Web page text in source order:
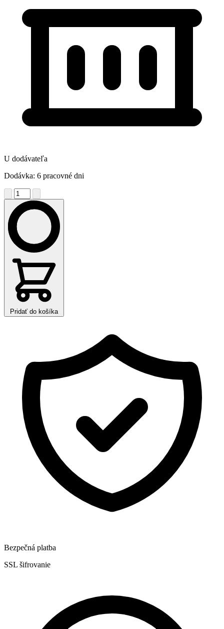
U dodávateľa
Dodávka: 6 pracovné dni
Pridať do košíka
Bezpečná platba
SSL šifrovanie